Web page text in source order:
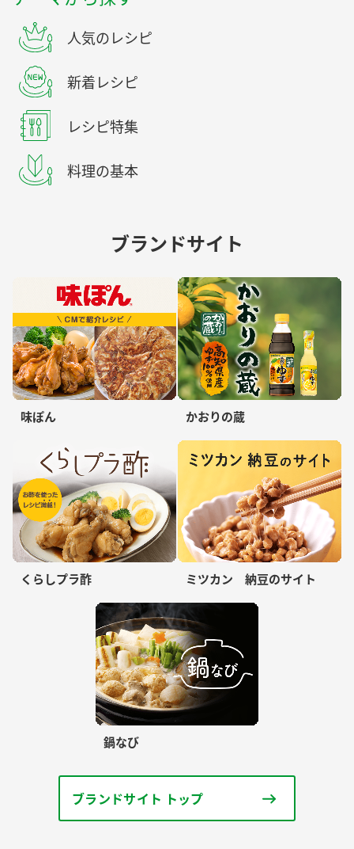
人気のレシピ
新着レシピ
レシピ特集
料理の基本
ブランドサイト
味ぽん かおりの蔵
くらしプラ酢 ミツカン 納豆のサイト
鍋なび
ブランドサイト トップ